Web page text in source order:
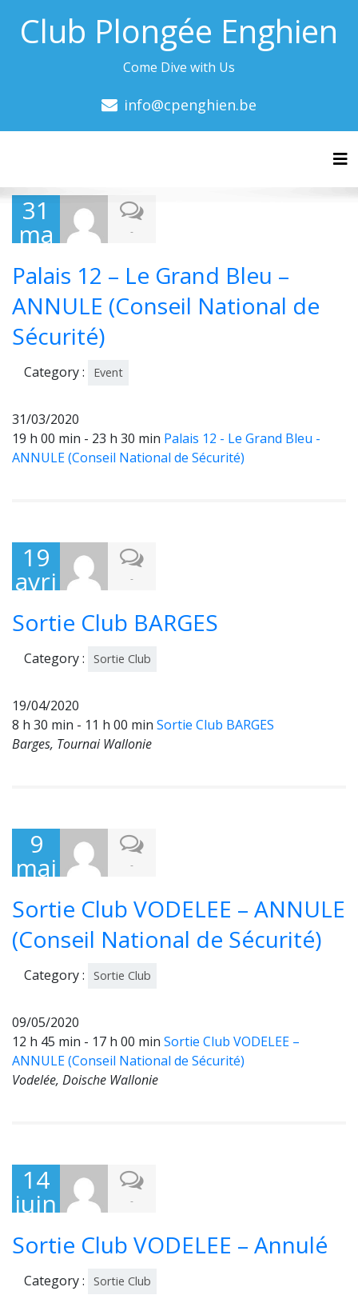
Club Plongée Enghien
Come Dive with Us
info@cpenghien.be
31
ma
202
0
-
Palais 12 – Le Grand Bleu –
ANNULE (Conseil National de
Sécurité)
Category : Event
31/03/2020
19 h 00 min - 23 h 30 min Palais 12 - Le Grand Bleu -
ANNULE (Conseil National de Sécurité)
19
avri
202
0
-
Sortie Club BARGES
Category : Sortie Club
19/04/2020
8 h 30 min - 11 h 00 min Sortie Club BARGES
Barges, Tournai Wallonie
9
mai
0
-
Sortie Club VODELEE – ANNULE
(Conseil National de Sécurité)
Category : Sortie Club
09/05/2020
12 h 45 min - 17 h 00 min Sortie Club VODELEE –
ANNULE (Conseil National de Sécurité)
Vodelée, Doische Wallonie
14
juin
0
-
Sortie Club VODELEE – Annulé
Category : Sortie Club